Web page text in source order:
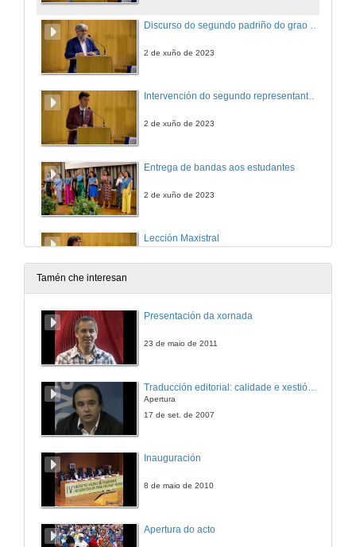
2 de xuño de 2023
Intervención do segundo representante dos estudantes de Tradución e Interpretación
2 de xuño de 2023
Entrega de bandas aos estudantes
2 de xuño de 2023
Lección Maxistral
2 de xuño de 2023
Conferencia
Actuación do grupo Os Carunchos
Tamén che interesan
Presentación da xornada
23 de maio de 2011
Apertura
17 de set. de 2007
Inauguración
8 de maio de 2010
Apertura do acto